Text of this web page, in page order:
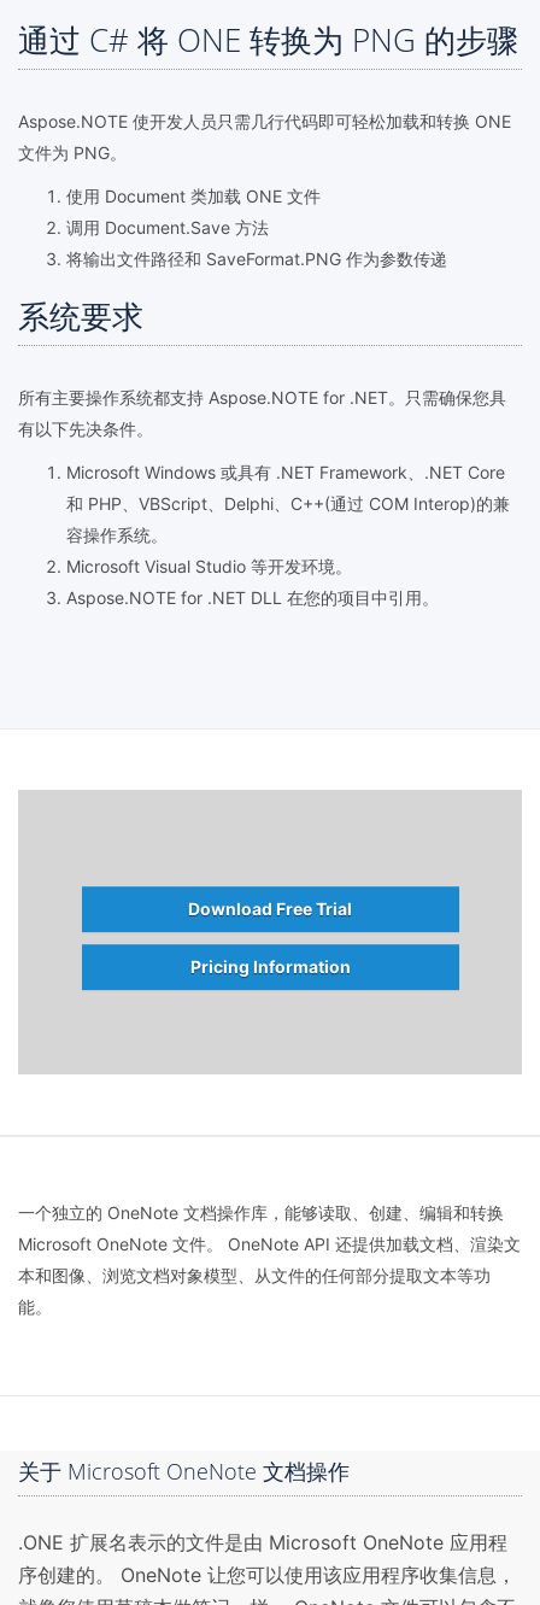
通过 C# 将 ONE 转换为 PNG 的步骤
Aspose.NOTE 使开发人员只需几行代码即可轻松加载和转换 ONE
文件为 PNG。
使用 Document 类加载 ONE 文件
调用 Document.Save 方法
将输出文件路径和 SaveFormat.PNG 作为参数传递
系统要求
所有主要操作系统都支持 Aspose.NOTE for .NET。只需确保您具
有以下先决条件。
Microsoft Windows 或具有 .NET Framework、.NET Core
和 PHP、VBScript、Delphi、C++(通过 COM Interop)的兼
容操作系统。
Microsoft Visual Studio 等开发环境。
Aspose.NOTE for .NET DLL 在您的项目中引用。
Download Free Trial
Pricing Information
一个独立的 OneNote 文档操作库，能够读取、创建、编辑和转换
Microsoft OneNote 文件。 OneNote API 还提供加载文档、渲染文
本和图像、浏览文档对象模型、从文件的任何部分提取文本等功
能。
关于 Microsoft OneNote 文档操作
.ONE 扩展名表示的文件是由 Microsoft OneNote 应用程
序创建的。 OneNote 让您可以使用该应用程序收集信息，